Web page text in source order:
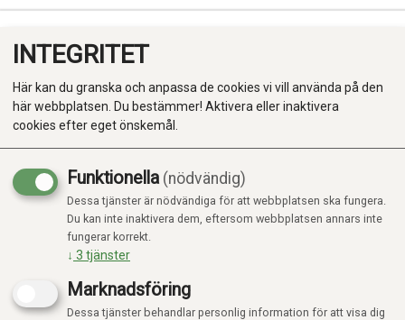
Produkter
Kategorier
Kampanj
INTEGRITET
Här kan du granska och anpassa de cookies vi vill använda på den
här webbplatsen. Du bestämmer! Aktivera eller inaktivera
cookies efter eget önskemål.
Funktionella (nödvändig)
Dessa tjänster är nödvändiga för att webbplatsen ska fungera.
Du kan inte inaktivera dem, eftersom webbplatsen annars inte
fungerar korrekt.
↓ 3 tjänster
Marknadsföring
Dessa tjänster behandlar personlig information för att visa dig